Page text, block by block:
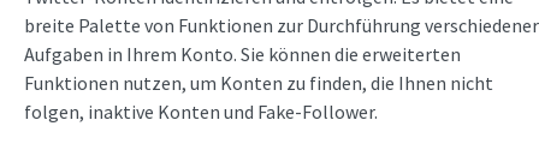
breite Palette von Funktionen zur Durchführung verschiedener
Aufgaben in Ihrem Konto. Sie können die erweiterten
Funktionen nutzen, um Konten zu finden, die Ihnen nicht
folgen, inaktive Konten und Fake-Follower.